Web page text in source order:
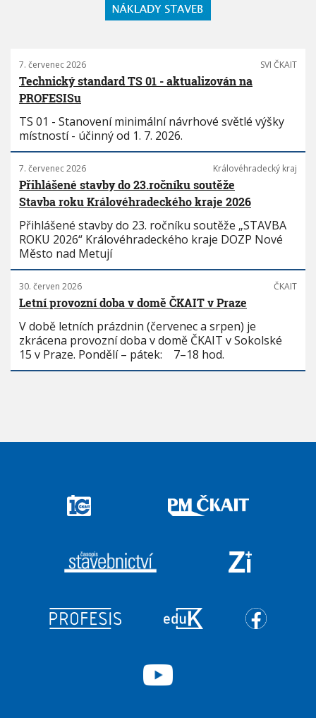
7. červenec 2026 SVI ČKAIT
Technický standard TS 01 - aktualizován na
PROFESISu
TS 01 - Stanovení minimální návrhové světlé výšky
místností - účinný od 1. 7. 2026.
7. červenec 2026 Královéhradecký kraj
Přihlášené stavby do 23.ročníku soutěže
Stavba roku Královéhradeckého kraje 2026
Přihlášené stavby do 23. ročníku soutěže „STAVBA
ROKU 2026“ Královéhradeckého kraje DOZP Nové
Město nad Metují
30. červen 2026 ČKAIT
Letní provozní doba v domě ČKAIT v Praze
V době letních prázdnin (červenec a srpen) je
zkrácena provozní doba v domě ČKAIT v Sokolské
15 v Praze. Pondělí – pátek: 7–18 hod.